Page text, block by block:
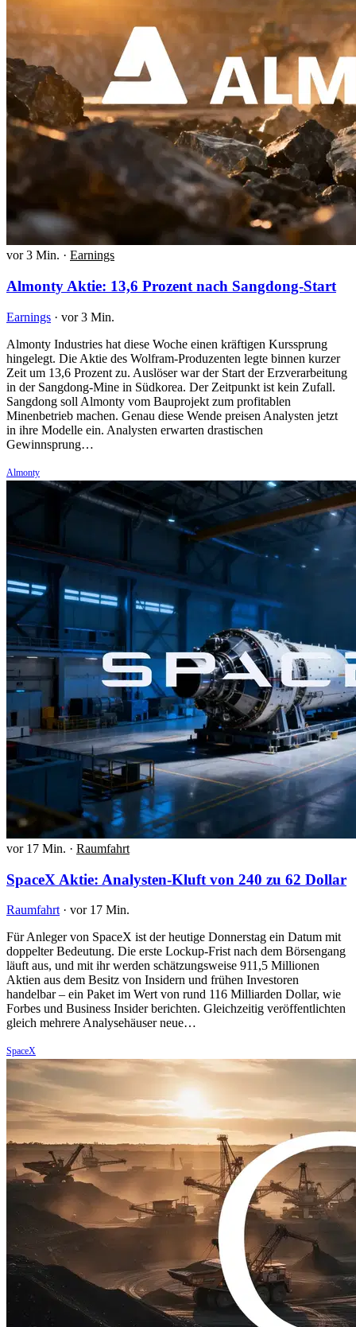
vor 3 Min. · Earnings
Almonty Aktie: 13,6 Prozent nach Sangdong-Start
Earnings · vor 3 Min.
Almonty Industries hat diese Woche einen kräftigen Kurssprung
hingelegt. Die Aktie des Wolfram-Produzenten legte binnen kurzer
Zeit um 13,6 Prozent zu. Auslöser war der Start der Erzverarbeitung
in der Sangdong-Mine in Südkorea. Der Zeitpunkt ist kein Zufall.
Sangdong soll Almonty vom Bauprojekt zum profitablen
Minenbetrieb machen. Genau diese Wende preisen Analysten jetzt
in ihre Modelle ein. Analysten erwarten drastischen
Gewinnsprung…
Almonty
vor 17 Min. · Raumfahrt
SpaceX Aktie: Analysten-Kluft von 240 zu 62 Dollar
Raumfahrt · vor 17 Min.
Für Anleger von SpaceX ist der heutige Donnerstag ein Datum mit
doppelter Bedeutung. Die erste Lockup-Frist nach dem Börsengang
läuft aus, und mit ihr werden schätzungsweise 911,5 Millionen
Aktien aus dem Besitz von Insidern und frühen Investoren
handelbar – ein Paket im Wert von rund 116 Milliarden Dollar, wie
Forbes und Business Insider berichten. Gleichzeitig veröffentlichten
gleich mehrere Analysehäuser neue…
SpaceX